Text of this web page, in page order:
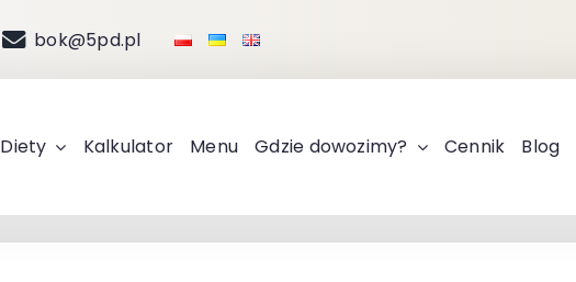
bok@5pd.pl
Diety Kalkulator Menu Gdzie dowozimy? Cennik Blog